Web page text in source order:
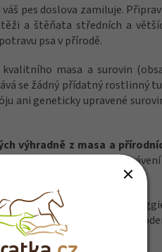
pes doslova zamiluje.
a štěňata středních a
psa v přírodě.
masa a surovin
se žádný přídatný rostlinný
ani geneticky upravené
výhradně z masa a
a střev i skvělé
riziko torze žaludku.
psy i štěňata, granule
a velkých plemen.
každý den.